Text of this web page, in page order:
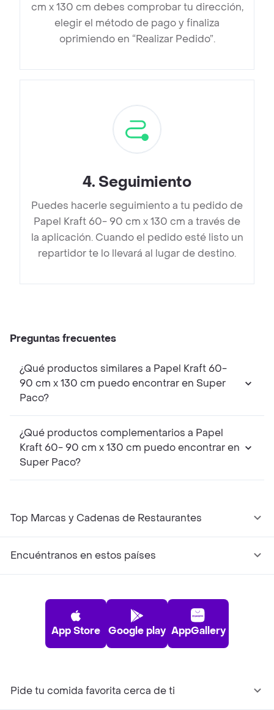
cm x 130 cm debes comprobar tu dirección,
elegir el método de pago y finaliza
oprimiendo en “Realizar Pedido”.
4. Seguimiento
Puedes hacerle seguimiento a tu pedido de
Papel Kraft 60- 90 cm x 130 cm a través de
la aplicación. Cuando el pedido esté listo un
repartidor te lo llevará al lugar de destino.
Preguntas frecuentes
¿Qué productos similares a Papel Kraft 60-
90 cm x 130 cm puedo encontrar en Super
Paco?
¿Qué productos complementarios a Papel
Kraft 60- 90 cm x 130 cm puedo encontrar en
Super Paco?
Top Marcas y Cadenas de Restaurantes
Encuéntranos en estos países
App Store Google play AppGallery
Pide tu comida favorita cerca de ti